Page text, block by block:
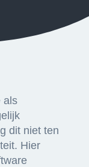
als
dit niet ten
Hier